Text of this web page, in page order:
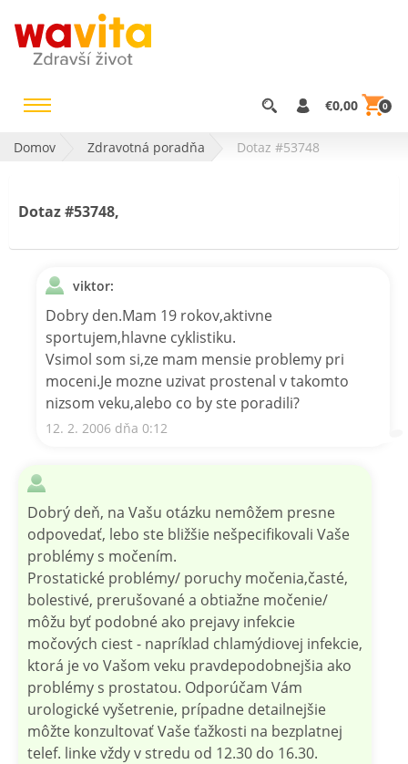
€0,00 0
Domov Zdravotná poradňa Dotaz #53748
Dotaz #53748,
viktor:
Dobry den.Mam 19 rokov,aktivne
sportujem,hlavne cyklistiku.
Vsimol som si,ze mam mensie problemy pri
moceni.Je mozne uzivat prostenal v takomto
nizsom veku,alebo co by ste poradili?
12. 2. 2006 dňa 0:12
Dobrý deň, na Vašu otázku nemôžem presne
odpovedať, lebo ste bližšie nešpecifikovali Vaše
problémy s močením.
Prostatické problémy/ poruchy močenia,časté,
bolestivé, prerušované a obtiažne močenie/
môžu byť podobné ako prejavy infekcie
močových ciest - napríklad chlamýdiovej infekcie,
ktorá je vo Vašom veku pravdepodobnejšia ako
problémy s prostatou. Odporúčam Vám
urologické vyšetrenie, prípadne detailnejšie
môžte konzultovať Vaše ťažkosti na bezplatnej
telef. linke vždy v stredu od 12.30 do 16.30.